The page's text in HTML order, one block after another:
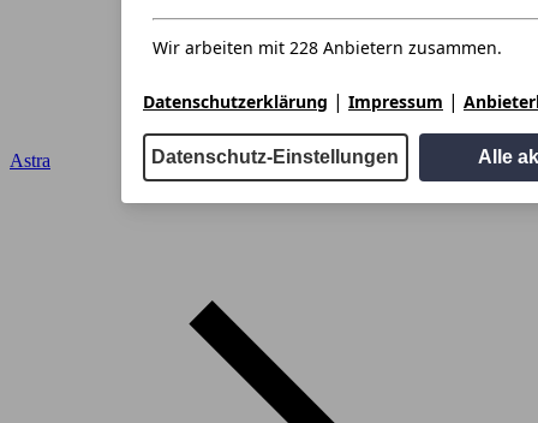
Wir arbeiten mit 228 Anbietern zusammen.
Datenschutzerklärung | Impressum |
Datenschutz-Einstellungen Alle
Astra